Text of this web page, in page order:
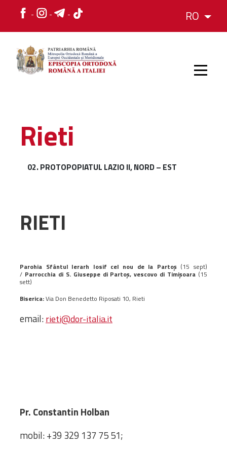
RO
ISTORIC
ORGANIZAREA
Mănăstiri,
biserici și
Centre și
Comunicate de presă
Statutele și legile
Rieti
02. PROTOPOPIATUL LAZIO II, NORD – EST
RIETI
Parohia Sfântul Ierarh Iosif cel nou de la Partoș (15 sept)
/ Parrocchia di S. Giuseppe di Partoş, vescovo di Timişoara (15
sett)
Biserica:Via Don Benedetto Riposati 10, Rieti
email:rieti@dor-italia.it
Pr. Constantin Holban
mobil: +39 329 137 75 51;